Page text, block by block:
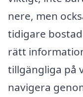
nere, men
tidigare
rätt
tillgängliga på
navigera